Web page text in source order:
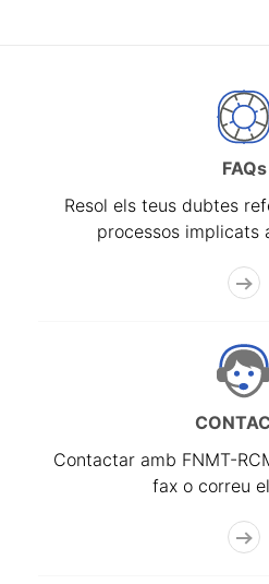
FAQs
Resol els teus dubtes
processos implicats
Contactar amb FNMT-
fax o correu